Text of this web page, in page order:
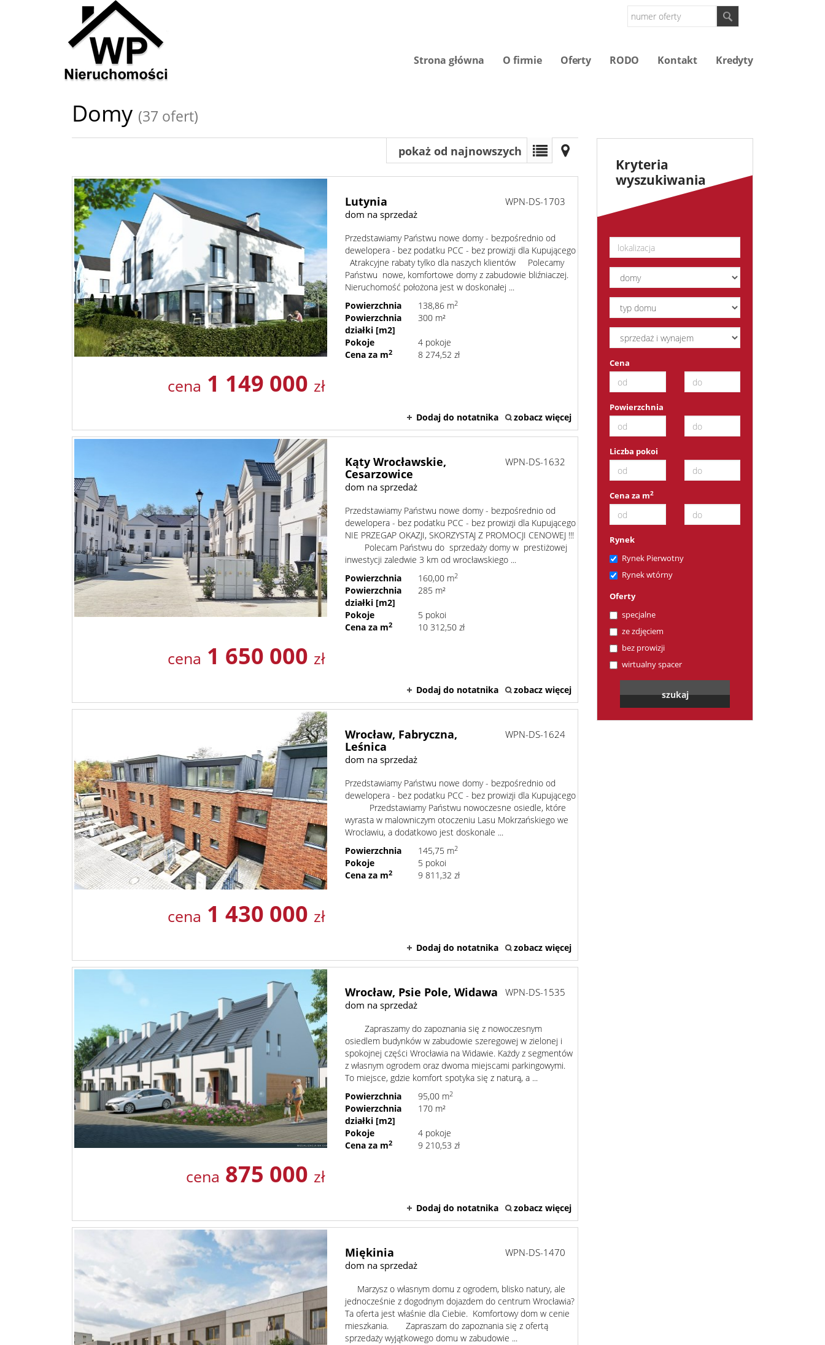
Strona główna O firmie Oferty RODO Kontakt Kredyty
Domy (37 ofert)
pokaż od najnowszych
Lutynia
dom na sprzedaż
WPN-DS-1703
Przedstawiamy Państwu nowe domy - bezpośrednio od
dewelopera - bez podatku PCC - bez prowizji dla Kupującego
Atrakcyjne rabaty tylko dla naszych klientów Polecamy
Państwu nowe, komfortowe domy z zabudowie bliźniaczej.
Nieruchomość położona jest w doskonałej ...
Powierzchnia
138,86 m2
Powierzchnia
działki [m2]
300 m²
Pokoje
4 pokoje
Cena za m2 8 274,52 zł
cena 1 149 000 zł
Dodaj do notatnika zobacz więcej
Kąty Wrocławskie,
Cesarzowice
dom na sprzedaż
WPN-DS-1632
Przedstawiamy Państwu nowe domy - bezpośrednio od
dewelopera - bez podatku PCC - bez prowizji dla Kupującego
NIE PRZEGAP OKAZJI, SKORZYSTAJ Z PROMOCJI CENOWEJ !!!
Polecam Państwu do sprzedaży domy w prestiżowej
inwestycji zaledwie 3 km od wrocławskiego ...
Powierzchnia
160,00 m2
Powierzchnia
działki [m2]
285 m²
Pokoje
5 pokoi
Cena za m2 10 312,50 zł
cena 1 650 000 zł
Dodaj do notatnika zobacz więcej
Wrocław, Fabryczna,
Leśnica
dom na sprzedaż
WPN-DS-1624
Przedstawiamy Państwu nowe domy - bezpośrednio od
dewelopera - bez podatku PCC - bez prowizji dla Kupującego
Przedstawiamy Państwu nowoczesne osiedle, które
wyrasta w malowniczym otoczeniu Lasu Mokrzańskiego we
Wrocławiu, a dodatkowo jest doskonale ...
Powierzchnia
145,75 m2
Pokoje
5 pokoi
Cena za m2 9 811,32 zł
cena 1 430 000 zł
Dodaj do notatnika zobacz więcej
Wrocław, Psie Pole, Widawa
dom na sprzedaż
WPN-DS-1535
Zapraszamy do zapoznania się z nowoczesnym
osiedlem budynków w zabudowie szeregowej w zielonej i
spokojnej części Wrocławia na Widawie. Każdy z segmentów
z własnym ogrodem oraz dwoma miejscami parkingowymi.
To miejsce, gdzie komfort spotyka się z naturą, a ...
Powierzchnia
95,00 m2
Powierzchnia
działki [m2]
170 m²
Pokoje
4 pokoje
Cena za m2 9 210,53 zł
cena 875 000 zł
Dodaj do notatnika zobacz więcej
Miękinia
dom na sprzedaż
WPN-DS-1470
Marzysz o własnym domu z ogrodem, blisko natury, ale
jednocześnie z dogodnym dojazdem do centrum Wrocławia?
Ta oferta jest właśnie dla Ciebie. Komfortowy dom w cenie
mieszkania. Zapraszam do zapoznania się z ofertą
sprzedaży wyjątkowego domu w zabudowie ...
Kryteria
wyszukiwania
Cena
Powierzchnia
Liczba pokoi
Cena za m2
Rynek
Rynek Pierwotny
Rynek wtórny
Oferty
specjalne
ze zdjęciem
bez prowizji
wirtualny spacer